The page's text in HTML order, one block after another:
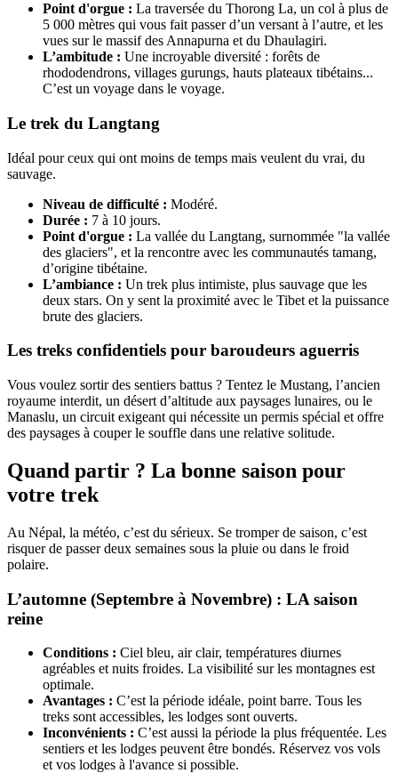
Point d'orgue : La traversée du Thorong La, un col à plus de
5 000 mètres qui vous fait passer d’un versant à l’autre, et les
vues sur le massif des Annapurna et du Dhaulagiri.
L’ambitude : Une incroyable diversité : forêts de
rhododendrons, villages gurungs, hauts plateaux tibétains...
C’est un voyage dans le voyage.
Le trek du Langtang
Idéal pour ceux qui ont moins de temps mais veulent du vrai, du
sauvage.
Niveau de difficulté : Modéré.
Durée : 7 à 10 jours.
Point d'orgue : La vallée du Langtang, surnommée "la vallée
des glaciers", et la rencontre avec les communautés tamang,
d’origine tibétaine.
L’ambiance : Un trek plus intimiste, plus sauvage que les
deux stars. On y sent la proximité avec le Tibet et la puissance
brute des glaciers.
Les treks confidentiels pour baroudeurs aguerris
Vous voulez sortir des sentiers battus ? Tentez le Mustang, l’ancien
royaume interdit, un désert d’altitude aux paysages lunaires, ou le
Manaslu, un circuit exigeant qui nécessite un permis spécial et offre
des paysages à couper le souffle dans une relative solitude.
Quand partir ? La bonne saison pour
votre trek
Au Népal, la météo, c’est du sérieux. Se tromper de saison, c’est
risquer de passer deux semaines sous la pluie ou dans le froid
polaire.
L’automne (Septembre à Novembre) : LA saison
reine
Conditions : Ciel bleu, air clair, températures diurnes
agréables et nuits froides. La visibilité sur les montagnes est
optimale.
Avantages : C’est la période idéale, point barre. Tous les
treks sont accessibles, les lodges sont ouverts.
Inconvénients : C’est aussi la période la plus fréquentée. Les
sentiers et les lodges peuvent être bondés. Réservez vos vols
et vos lodges à l'avance si possible.